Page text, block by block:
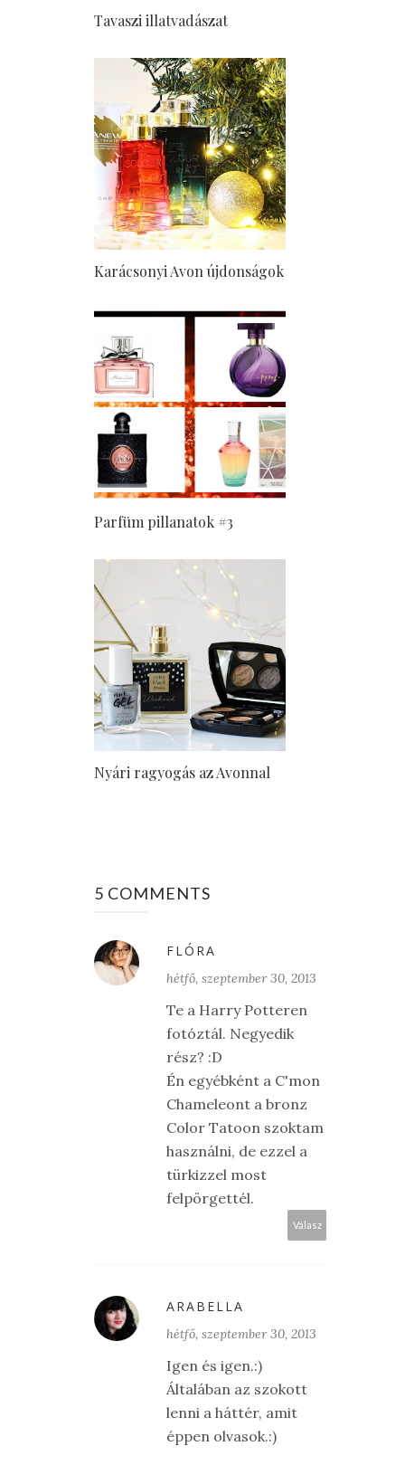
Tavaszi illatvadászat
Karácsonyi Avon újdonságok
Parfüm pillanatok #3
Nyári ragyogás az Avonnal
5 COMMENTS
FLÓRA
hétfő, szeptember 30, 2013
Te a Harry Potteren
fotóztál. Negyedik
rész? :D
Én egyébként a C'mon
Chameleont a bronz
Color Tatoon szoktam
használni, de ezzel a
türkizzel most
felpörgettél.
Válasz
ARABELLA
hétfő, szeptember 30, 2013
Igen és igen.:)
Általában az szokott
lenni a háttér, amit
éppen olvasok.:)